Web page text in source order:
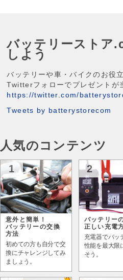
バッテリーストア
しよう
バッテリーや車・バイクのお役
Twitterフォローでプレゼントが
https://twitter.com/
Tweets by batterystorecom
人気のコンテンツ
1
意外と簡単！
バッテリーの交換
方法
初めての方も自分で交
換にチャレンジしてみ
ましょう。
2
バッテリー
正しい充電
充電器でバッ
性能を最大限
そう。